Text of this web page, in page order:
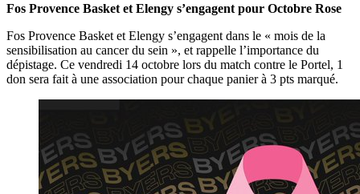
Fos Provence Basket et Elengy s’engagent pour Octobre Rose
Fos Provence Basket et Elengy s’engagent dans le « mois de la
sensibilisation au cancer du sein », et rappelle l’importance du
dépistage. Ce vendredi 14 octobre lors du match contre le Portel, 1
don sera fait à une association pour chaque panier à 3 pts marqué.